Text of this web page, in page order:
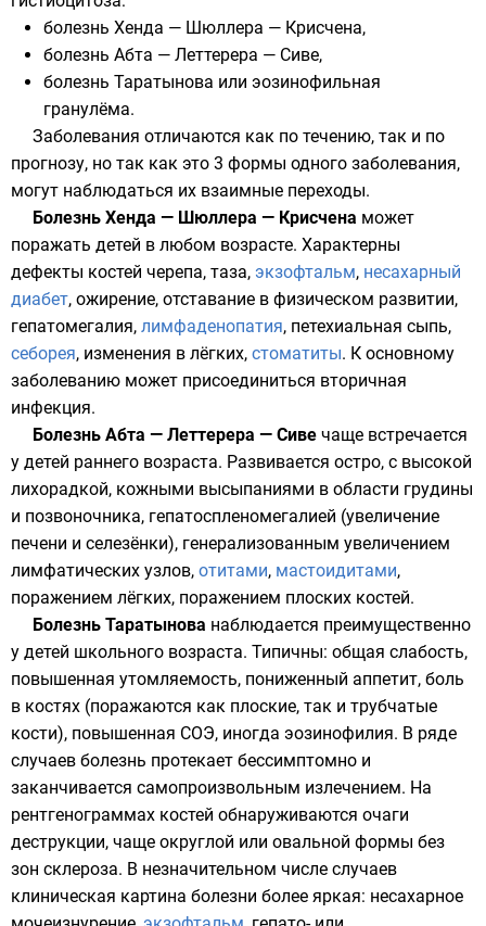
болезнь Хенда — Шюллера — Крисчена,
болезнь Абта — Леттерера — Сиве,
болезнь Таратынова или эозинофильная
гранулёма.
Заболевания отличаются как по течению, так и по
прогнозу, но так как это 3 формы одного заболевания,
могут наблюдаться их взаимные переходы.
Болезнь Хенда — Шюллера — Крисчена может
поражать детей в любом возрасте. Характерны
дефекты костей черепа, таза, экзофтальм, несахарный
диабет, ожирение, отставание в физическом развитии,
гепатомегалия, лимфаденопатия, петехиальная сыпь,
себорея, изменения в лёгких, стоматиты. К основному
заболеванию может присоединиться вторичная
инфекция.
Болезнь Абта — Леттерера — Сиве чаще встречается
у детей раннего возраста. Развивается остро, с высокой
лихорадкой, кожными высыпаниями в области грудины
и позвоночника, гепатоспленомегалией (увеличение
печени и селезёнки), генерализованным увеличением
лимфатических узлов, отитами, мастоидитами,
поражением лёгких, поражением плоских костей.
Болезнь Таратынова наблюдается преимущественно
у детей школьного возраста. Типичны: общая слабость,
повышенная утомляемость, пониженный аппетит, боль
в костях (поражаются как плоские, так и трубчатые
кости), повышенная СОЭ, иногда эозинофилия. В ряде
случаев болезнь протекает бессимптомно и
заканчивается самопроизвольным излечением. На
рентгенограммах костей обнаруживаются очаги
деструкции, чаще округлой или овальной формы без
зон склероза. В незначительном числе случаев
клиническая картина болезни более яркая: несахарное